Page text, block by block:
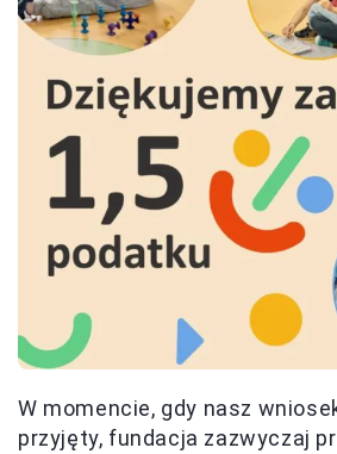
W momencie, gdy nasz
przyjęty, fundacja zazwyczaj